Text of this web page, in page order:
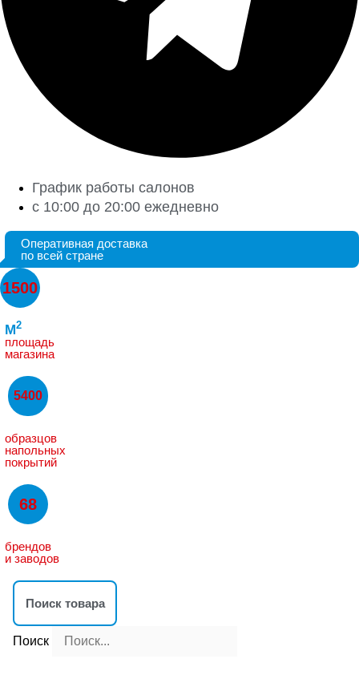
График работы салонов
с 10:00 до 20:00 ежедневно
Оперативная доставка
по всей стране
1500
M2
площадь
магазина
5400
образцов
напольных
покрытий
68
брендов
и заводов
Поиск